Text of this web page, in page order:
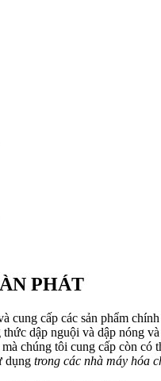
PHÁT
cung cấp các sản phẩm
dập nguội và dập nóng
chúng tôi cung cấp còn
dụng trong các nhà máy hóa